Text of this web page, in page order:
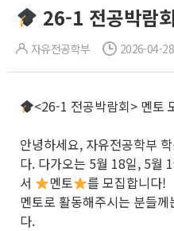
26-1 전공박람
자유전공학부 2026-04-28
<26-1 전공박람회> 멘토
안녕하세요, 자유전공학부
다. 다가오는 5월 18일, 5월
서
멘토
를 모집합니다!
멘토로 활동해주시는 분들
다.